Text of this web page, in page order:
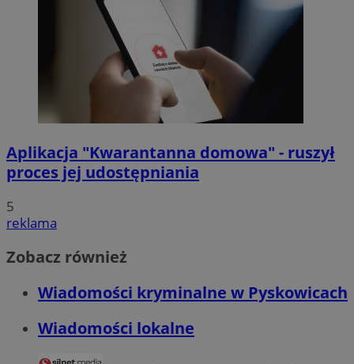
Aplikacja "Kwarantanna domowa" - ruszył
proces jej udostępniania
5
reklama
Zobacz również
Wiadomości kryminalne w Pyskowicach
Wiadomości lokalne